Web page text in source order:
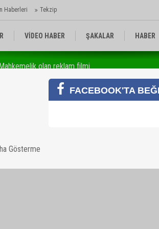
Haberleri Tekzip
VİDEO HABER ŞAKALAR HABER
BELGESEL FRAGMANLAR
olan reklam filmi
olan reklam filmi
FACEBOOK'TA
Gösterme